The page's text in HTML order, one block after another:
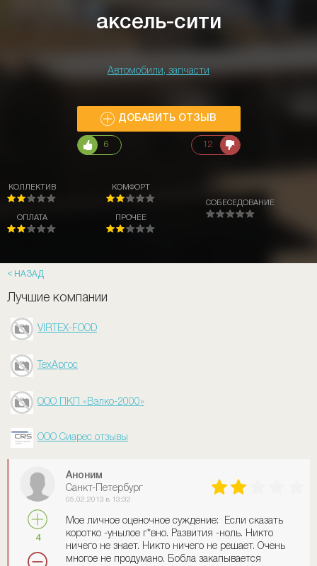
аксель-сити
Автомобили, запчасти
ДОБАВИТЬ ОТЗЫВ
6 12
КОЛЛЕКТИВ
ОПЛАТА
КОМФОРТ
ПРОЧЕЕ
СОБЕСЕДОВАНИЕ
НАЗАД
Лучшие компании
VIRTEX-FOOD
ТехАргос
ООО ПКП «Вэлко-2000»
ООО Сиарес отзывы
4
Аноним
Санкт-Петербург
05.02.2013 в 13:32
Мое личное оценочное суждение: Если сказать
коротко -унылое г*вно. Развития -ноль. Никто
ничего не знает. Никто ничего не решает. Очень
многое не продумано. Бобла закапывается